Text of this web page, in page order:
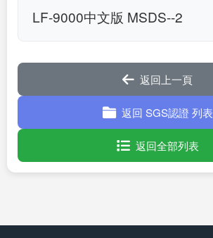
LF-9000中文版 MSDS--2
返回上一頁
返回 SGS認證 列表
返回全部列表